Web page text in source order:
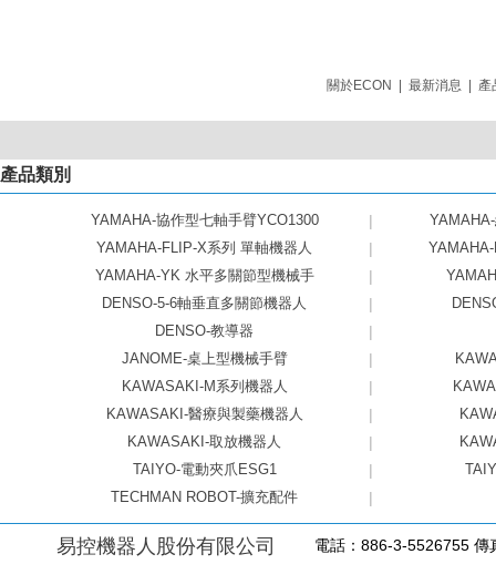
關於ECON 最新消息 產
產品類別
YAMAHA-協作型七軸手臂YCO1300 |
YAMAHA-FLIP-X系列 單軸機器人
|
YAMAHA-YK 水平多關節型機械手
|
DENSO-5-6軸垂直多關節機器人
|
DENSO-教導器
|
JANOME-桌上型機械手臂
|
KAWASAKI-M系列機器人
|
KAWASAKI-醫療與製藥機器人
|
KAWASAKI-取放機器人
|
TAIYO-電動夾爪ESG1
|
TECHMAN ROBOT-擴充配件
|
易控機器人股份有限公司 電話：886-3-5526755